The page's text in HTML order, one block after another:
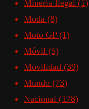
Minería Ilegal (1)
Moda (8)
Moto GP (1)
Móvil (5)
Movilidad (39)
Mundo (73)
Nacional (178)